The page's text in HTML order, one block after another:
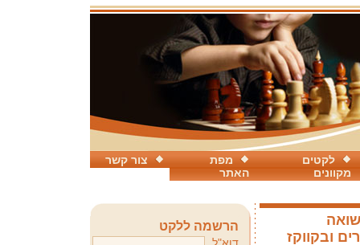
צור קשר
מפת
האתר
לקטים
מקוונים
ובקווקז
הרשמה ללקט